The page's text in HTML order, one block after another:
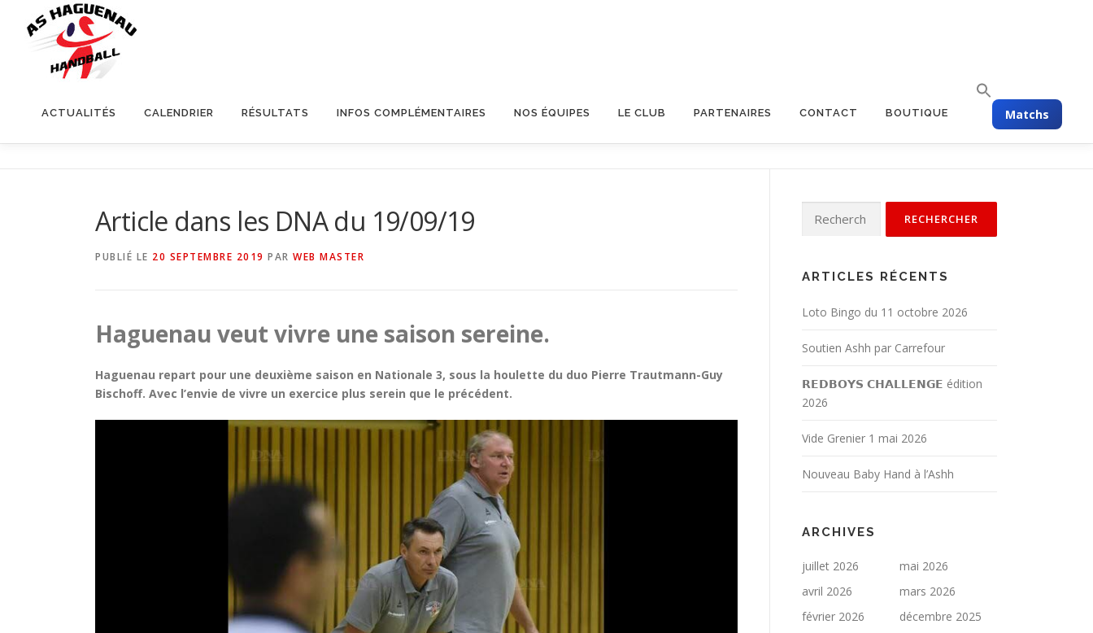
ACTUALITÉS CALENDRIER RÉSULTATS INFOS COMPLÉMENTAIRES NOS ÉQUIPES LE CLUB PARTENAIRES CONTACT BOUTIQUE Matchs
Article dans les DNA du 19/09/19
PUBLIÉ LE 20 SEPTEMBRE 2019 PAR WEB MASTER
Haguenau veut vivre une saison sereine.
Haguenau repart pour une deuxième saison en Nationale 3, sous la houlette du duo Pierre Trautmann-Guy
Bischoff. Avec l’envie de vivre un exercice plus serein que le précédent.
ARTICLES RÉCENTS
Loto Bingo du 11 octobre 2026
Soutien Ashh par Carrefour
𝗥𝗘𝗗𝗕𝗢𝗬𝗦 𝗖𝗛𝗔𝗟𝗟𝗘𝗡𝗚𝗘 édition
2026
Vide Grenier 1 mai 2026
Nouveau Baby Hand à l’Ashh
ARCHIVES
juillet 2026
mai 2026
avril 2026
mars 2026
février 2026
décembre 2025